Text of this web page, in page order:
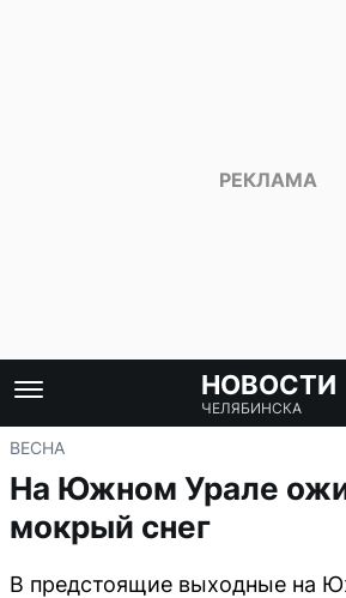
НОВОСТИ
ЧЕЛЯБИНСКА
ВЕСНА
На Южном Урале
мокрый снег
В предстоящие выходные на